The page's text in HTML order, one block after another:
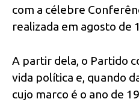
com a célebre
realizada em agosto de
A partir dela, o Partido
vida política e, quando
cujo marco é o ano de